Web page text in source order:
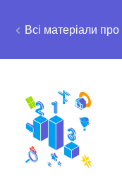
Всі матеріали про